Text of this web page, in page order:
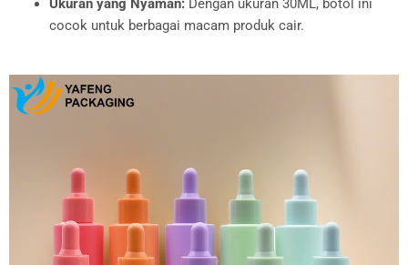
Ukuran yang Nyaman:Dengan ukuran 30ML, botol ini
cocok untuk berbagai macam produk cair.